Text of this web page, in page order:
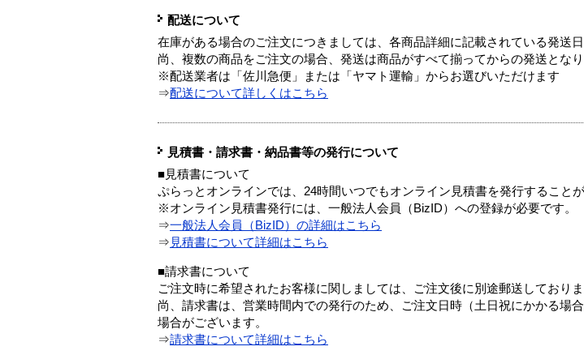
配送について
在庫がある場合のご注文につきましては、各商品詳細に記載されている発送
尚、複数の商品をご注文の場合、発送は商品がすべて揃ってからの発送となり
※配送業者は「佐川急便」または「ヤマト運輸」からお選びいただけます
⇒配送について詳しくはこちら
見積書・請求書・納品書等の発行について
■見積書について
ぷらっとオンラインでは、24時間いつでもオンライン見積書を発行することが
※オンライン見積書発行には、一般法人会員（BizID）への登録が必要です。
⇒一般法人会員（BizID）の詳細はこちら
⇒ 見積書について詳細はこちら
■請求書について
ご注文時に希望されたお客様に関しましては、ご注文後に別途郵送しておりま
尚、請求書は、営業時間内での発行のため、ご注文日時（土日祝にかかる場
場合がございます。
⇒請求書について詳細はこちら